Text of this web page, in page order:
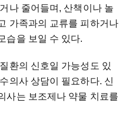
나 줄어들며, 산책이나 놀
가족과의 교류를 피하거나
습을 보일 수 있다.
환의 신호일 가능성도 있
의사 상담이 필요하다. 신
사는 보조제나 약물 치료를